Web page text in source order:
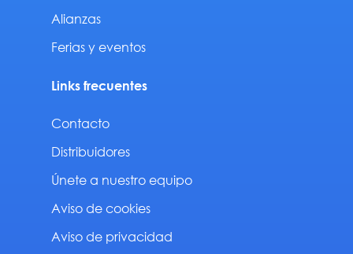
Alianzas
Ferias y eventos
Links frecuentes
Contacto
Distribuidores
Únete a nuestro equipo
Aviso de cookies
Aviso de privacidad